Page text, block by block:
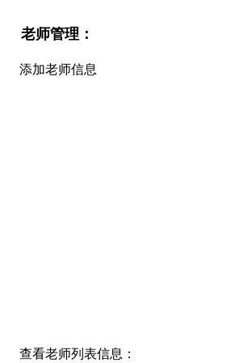
老师管理：
添加老师信息
查看老师列表信息：